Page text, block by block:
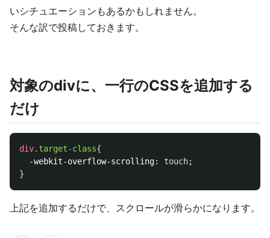
いシチュエーションもあるかもしれません。
そんな訳で投稿しておきます。
対象のdivに、一行のCSSを追加する
だけ
div.target-class{
-webkit-overflow-scrolling: touch;
}
上記を追加するだけで、スクロールが滑らかになります。